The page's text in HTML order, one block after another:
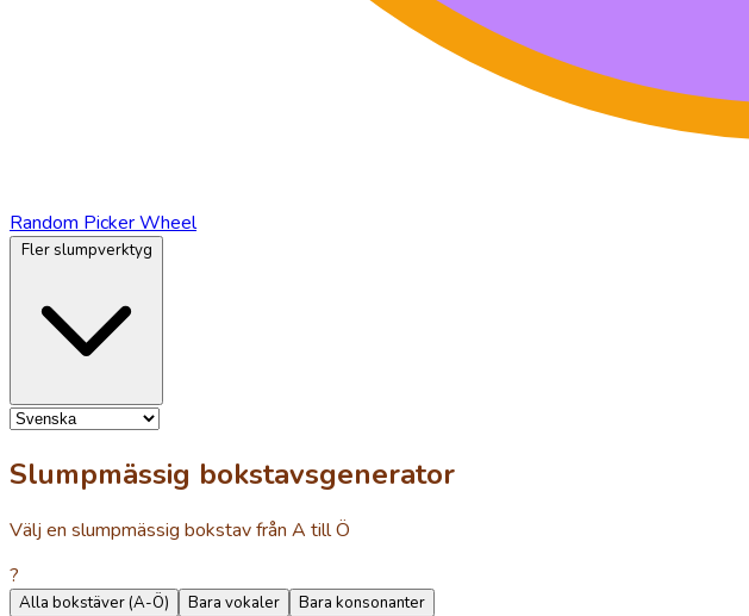
Random Picker Wheel
Slumpmässig bokstavsgenerator
Välj en slumpmässig bokstav från A till Ö
?
Alla bokstäver (A-Ö) Bara vokaler Bara konsonanter